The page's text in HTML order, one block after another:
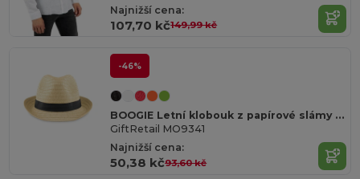
Najnižší cena:
107,70 kč149,99 kč
-46%
BOOGIE Letní klobouk z papírové slámy s barevnou stuhou
GiftRetail MO9341
Najnižší cena:
50,38 kč93,60 kč